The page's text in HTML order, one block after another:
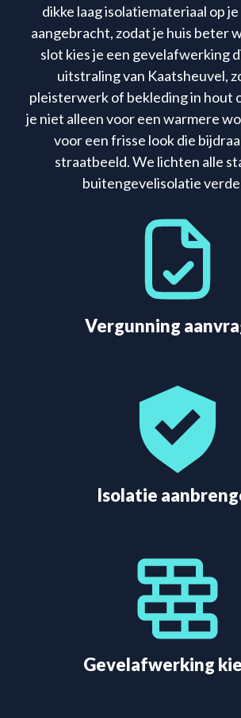
dikke laag isolatiemateriaal op
aangebracht, zodat je huis beter
slot kies je een gevelafwerking
uitstraling van Kaatsheuvel,
pleisterwerk of bekleding in hout
je niet alleen voor een warmere
voor een frisse look die
straatbeeld. We lichten alle
buitengevelisolatie
Vergunning
Isolatie
Gevelafwerking